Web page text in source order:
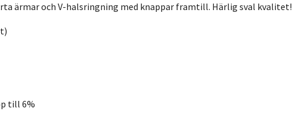
ärmar och V-halsringning med knappar framtill. Härlig sval kvalitet!
till 6%